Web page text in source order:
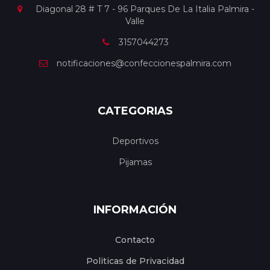
Diagonal 28 # T 7 - 96 Parques De La Italia Palmira -
Valle
3157044273
notificaciones@confeccionespalmira.com
CATEGORIAS
Deportivos
Pijamas
INFORMACIÓN
Contacto
Politicas de Privacidad